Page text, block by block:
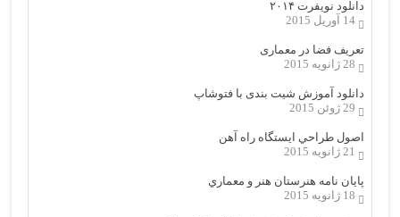
دانلود نویفرت ۲۰۱۴
14 آوریل 2015
تعریف فضا در معماری
28 ژانویه 2015
دانلود آموزش شیت بندی با فتوشاپ
29 ژوئن 2015
اصول طراحي ایستگاه راه آهن
21 ژانویه 2015
پایان نامه هنرستان هنر و معماري
18 ژانویه 2015